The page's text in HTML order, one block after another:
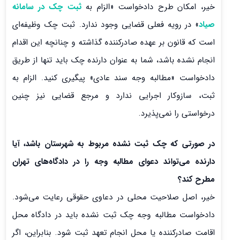
خیر، امکان طرح دادخواست «الزام بهثبت چک در سامانه
صیاد» در رویه فعلی قضایی وجود ندارد. ثبت چک وظیفه‌ای
است که قانون بر عهده صادرکننده گذاشته و چنانچه این اقدام
انجام نشده باشد، شما به عنوان دارنده چک باید تنها از طریق
دادخواست «مطالبه وجه سند عادی» پیگیری کنید. الزام به
ثبت، سازوکار اجرایی ندارد و مرجع قضایی نیز چنین
درخواستی را نمی‌پذیرد.
در صورتی که چک ثبت نشده مربوط به شهرستان باشد، آیا
دارنده می‌تواند دعوای مطالبه وجه را در دادگاه‌های تهران
مطرح کند؟
خیر، اصل صلاحیت محلی در دعاوی حقوقی رعایت می‌شود.
دادخواست مطالبه وجه چک ثبت نشده باید در دادگاه محل
اقامت صادرکننده یا محل انجام تعهد ثبت شود. بنابراین، اگر